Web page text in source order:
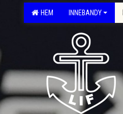
HEM INNEBANDY